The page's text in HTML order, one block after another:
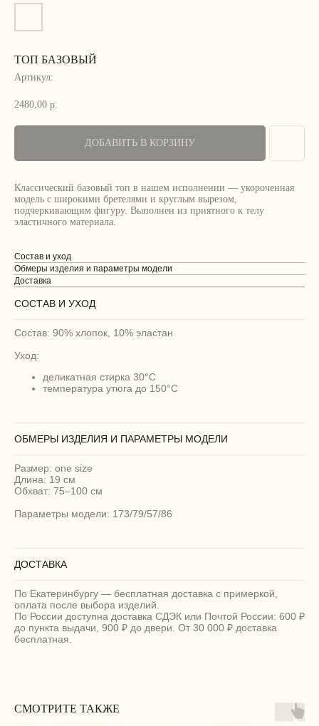
ТОП БАЗОВЫЙ
Артикул:
2480,00 р.
ДОБАВИТЬ В КОРЗИНУ
Классический базовый топ в нашем исполнении — укороченная
модель с широкими бретелями и круглым вырезом,
подчеркивающим фигуру. Выполнен из приятного к телу
эластичного материала.
Состав и уход
Обмеры изделия и параметры модели
Доставка
СОСТАВ И УХОД
Состав: 90% хлопок, 10% эластан
Уход:
деликатная стирка 30°C
температура утюга до 150°C
ОБМЕРЫ ИЗДЕЛИЯ И ПАРАМЕТРЫ МОДЕЛИ
Размер: one size
Длина: 19 см
Обхват: 75–100 см
Параметры модели: 173/79/57/86
ДОСТАВКА
По Екатеринбургу — бесплатная доставка с примеркой,
оплата после выбора изделий.
По России доступна доставка СДЭК или Почтой России: 600 ₽
до пункта выдачи, 900 ₽ до двери. От 30 000 ₽ доставка
бесплатная.
СМОТРИТЕ ТАКЖЕ
МАГАЗИН